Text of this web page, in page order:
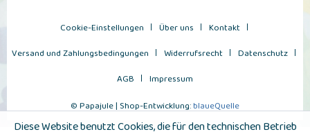
Cookie-Einstellungen Über uns
Kontakt
Versand und Zahlungsbedingungen
Widerrufsrecht
Datenschutz
AGB
Impressum
© Papajule | Shop-Entwicklung:blaueQuelle
Diese Website benutzt Cookies, die für den technischen Betrieb